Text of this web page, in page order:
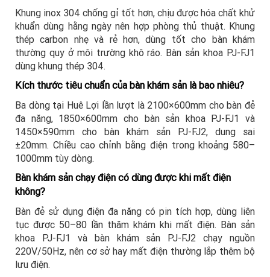
Khung inox 304 chống gỉ tốt hơn, chịu được hóa chất khử
khuẩn dùng hằng ngày nên hợp phòng thủ thuật. Khung
thép carbon nhẹ và rẻ hơn, dùng tốt cho bàn khám
thường quy ở môi trường khô ráo. Bàn sản khoa PJ-FJ1
dùng khung thép 304.
Kích thước tiêu chuẩn của bàn khám sản là bao nhiêu?
Ba dòng tại Huê Lợi lần lượt là 2100×600mm cho bàn đẻ
đa năng, 1850×600mm cho bàn sản khoa PJ-FJ1 và
1450×590mm cho bàn khám sản PJ-FJ2, dung sai
±20mm. Chiều cao chỉnh bằng điện trong khoảng 580–
1000mm tùy dòng.
Bàn khám sản chạy điện có dùng được khi mất điện
không?
Bàn đẻ sử dụng điện đa năng có pin tích hợp, dùng liên
tục được 50–80 lần thăm khám khi mất điện. Bàn sản
khoa PJ-FJ1 và bàn khám sản PJ-FJ2 chạy nguồn
220V/50Hz, nên cơ sở hay mất điện thường lắp thêm bộ
lưu điện.